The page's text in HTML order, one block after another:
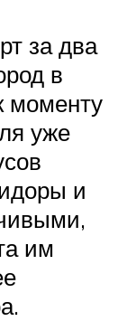
за два
в
моменту
уже
и
им